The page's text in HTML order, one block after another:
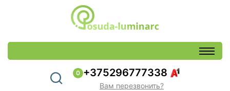
0 +375296777338
Вам перезвонить?